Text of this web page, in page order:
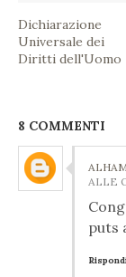
Dichiarazione
Universale dei
Diritti dell'Uomo
8 COMMENTI
ALLE
puts